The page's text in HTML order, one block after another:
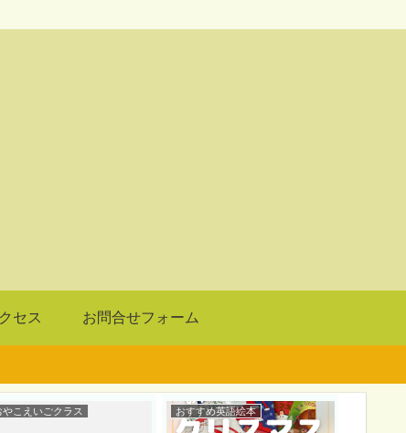
セス お問合せフォーム
やこえいごクラス おすすめ英語絵本